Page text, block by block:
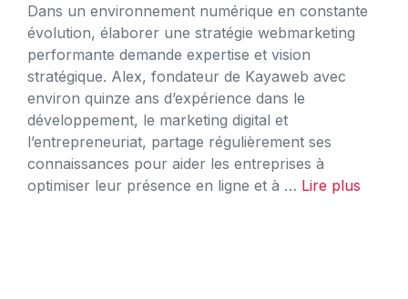
Dans un environnement numérique en constante
évolution, élaborer une stratégie webmarketing
performante demande expertise et vision
stratégique. Alex, fondateur de Kayaweb avec
environ quinze ans d’expérience dans le
développement, le marketing digital et
l’entrepreneuriat, partage régulièrement ses
connaissances pour aider les entreprises à
optimiser leur présence en ligne et à … Lire plus